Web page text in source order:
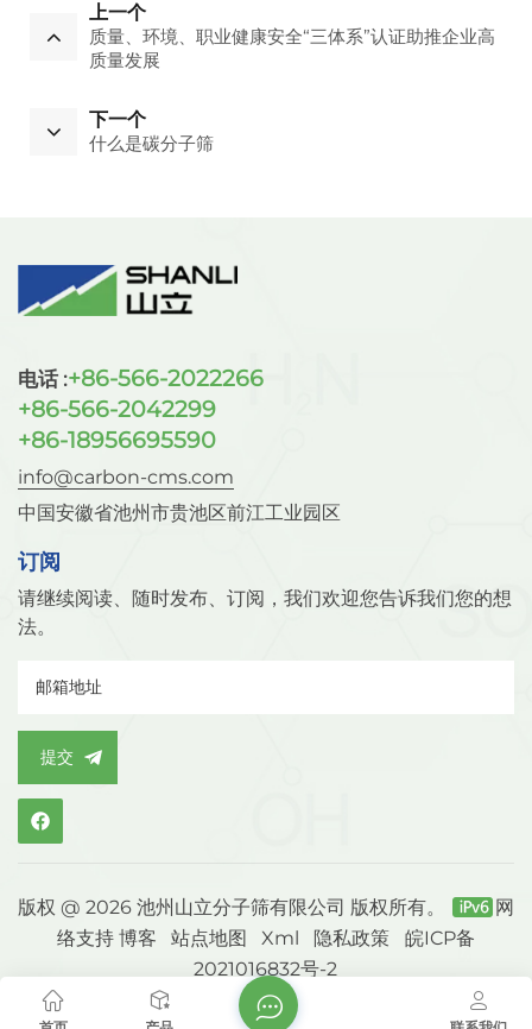
上一个
质量、环境、职业健康安全“三体系”认证助推企业高
质量发展
下一个
什么是碳分子筛
电话 :+86-566-2022266
+86-566-2042299
+86-18956695590
info@carbon-cms.com
中国安徽省池州市贵池区前江工业园区
订阅
请继续阅读、随时发布、订阅，我们欢迎您告诉我们您的想
法。
提交
版权 @ 2026 池州山立分子筛有限公司 版权所有。
网
络支持 博客 站点地图 Xml 隐私政策
皖ICP备
2021016832号-2